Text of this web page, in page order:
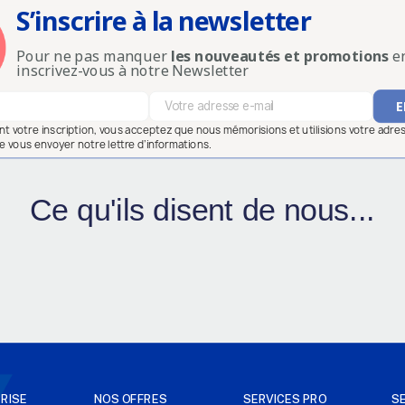
S’inscrire à la newsletter
Pour ne pas manquer les nouveautés et promotions
inscrivez-vous à notre Newsletter
votre inscription, vous acceptez que nous mémorisions et utilisions votre
vous envoyer notre lettre d’informations.
Ce qu'ils disent de nous...
NOS OFFRES SERVICES PRO